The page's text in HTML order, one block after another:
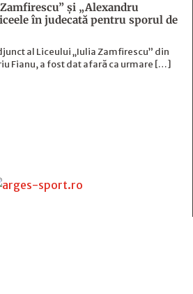
și „Alexandru
în judecată pentru sporul de
al Liceului „Iulia Zamfirescu” din
Fianu, a fost dat afară ca urmare […]